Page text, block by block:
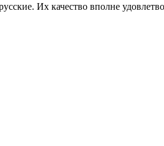
Их каче­ство вполне